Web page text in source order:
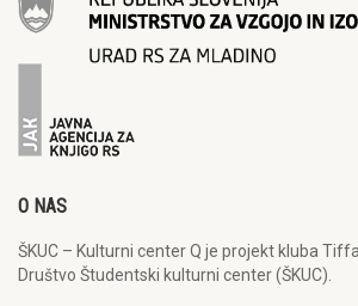
O NAS
ŠKUC – Kulturni center Q je projekt kluba
Društvo Študentski kulturni center (ŠKUC).